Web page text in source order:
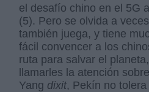
el desafío chino en el 5G
(5). Pero se olvida a
también juega, y tiene
fácil convencer a los
ruta para salvar el
llamarles la atención
Yang dixit, Pekín no